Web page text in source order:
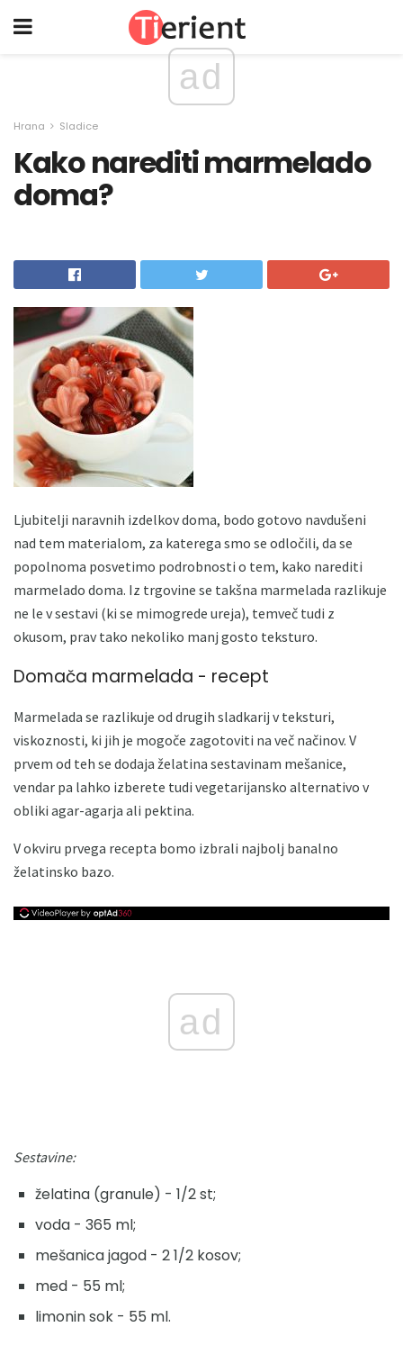
ad
Hrana Sladice
Kako narediti marmelado
doma?
Ljubitelji naravnih izdelkov doma, bodo gotovo navdušeni
nad tem materialom, za katerega smo se odločili, da se
popolnoma posvetimo podrobnosti o tem, kako narediti
marmelado doma. Iz trgovine se takšna marmelada razlikuje
ne le v sestavi (ki se mimogrede ureja), temveč tudi z
okusom, prav tako nekoliko manj gosto teksturo.
Domača marmelada - recept
Marmelada se razlikuje od drugih sladkarij v teksturi,
viskoznosti, ki jih je mogoče zagotoviti na več načinov. V
prvem od teh se dodaja želatina sestavinam mešanice,
vendar pa lahko izberete tudi vegetarijansko alternativo v
obliki agar-agarja ali pektina.
V okviru prvega recepta bomo izbrali najbolj banalno
želatinsko bazo.
ad
Sestavine:
želatina (granule) - 1/2 st;
voda - 365 ml;
mešanica jagod - 2 1/2 kosov;
med - 55 ml;
limonin sok - 55 ml.